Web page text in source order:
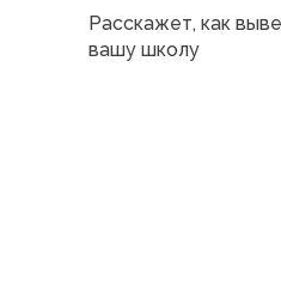
Расскажет, как
вашу школу